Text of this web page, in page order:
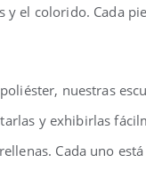
y el colorido. Cada
nuestras
y exhibirlas
Cada uno